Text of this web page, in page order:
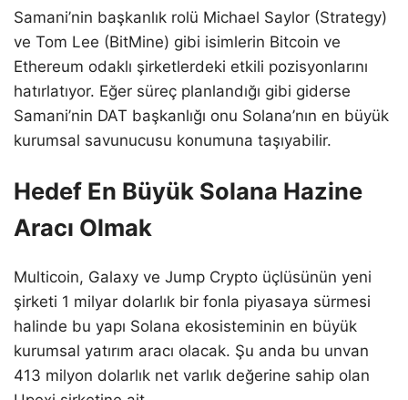
Samani’nin başkanlık rolü Michael Saylor (Strategy)
ve Tom Lee (BitMine) gibi isimlerin Bitcoin ve
Ethereum odaklı şirketlerdeki etkili pozisyonlarını
hatırlatıyor. Eğer süreç planlandığı gibi giderse
Samani’nin DAT başkanlığı onu Solana’nın en büyük
kurumsal savunucusu konumuna taşıyabilir.
Hedef En Büyük Solana Hazine
Aracı Olmak
Multicoin, Galaxy ve Jump Crypto üçlüsünün yeni
şirketi 1 milyar dolarlık bir fonla piyasaya sürmesi
halinde bu yapı Solana ekosisteminin en büyük
kurumsal yatırım aracı olacak. Şu anda bu unvan
413 milyon dolarlık net varlık değerine sahip olan